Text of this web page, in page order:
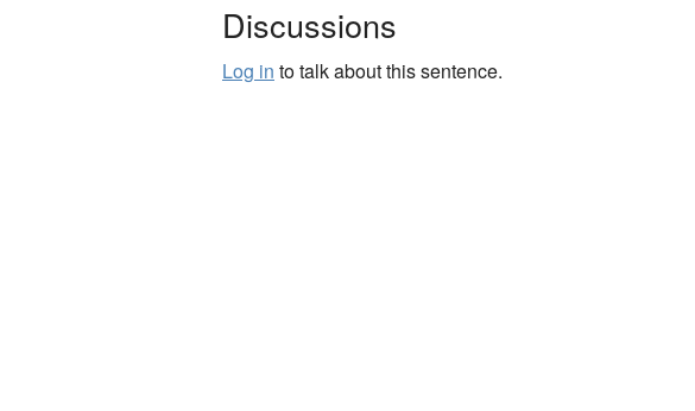
Discussions
Log in to talk about this sentence.